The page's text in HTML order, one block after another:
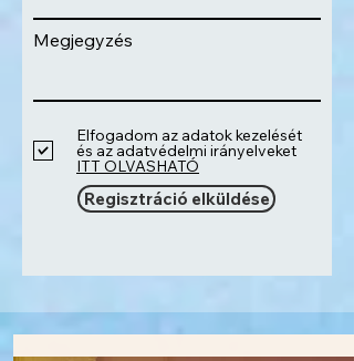
Megjegyzés
Elfogadom az adatok kezelését
és az adatvédelmi irányelveket
ITT OLVASHATÓ
Regisztráció elküldése